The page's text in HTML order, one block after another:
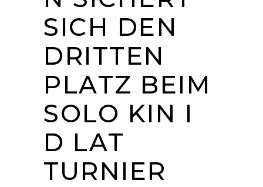
SICH DEN
DRITTEN
PLATZ BEIM
SOLO KIN I
D LAT
TURNIER